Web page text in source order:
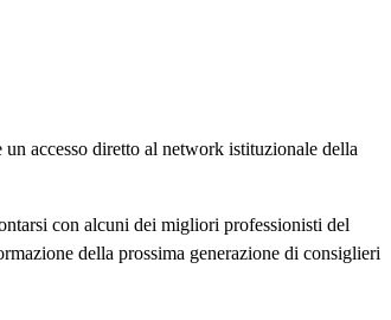
accesso diretto al network istituzionale della
con alcuni dei migliori professionisti del
della prossima generazione di consiglieri